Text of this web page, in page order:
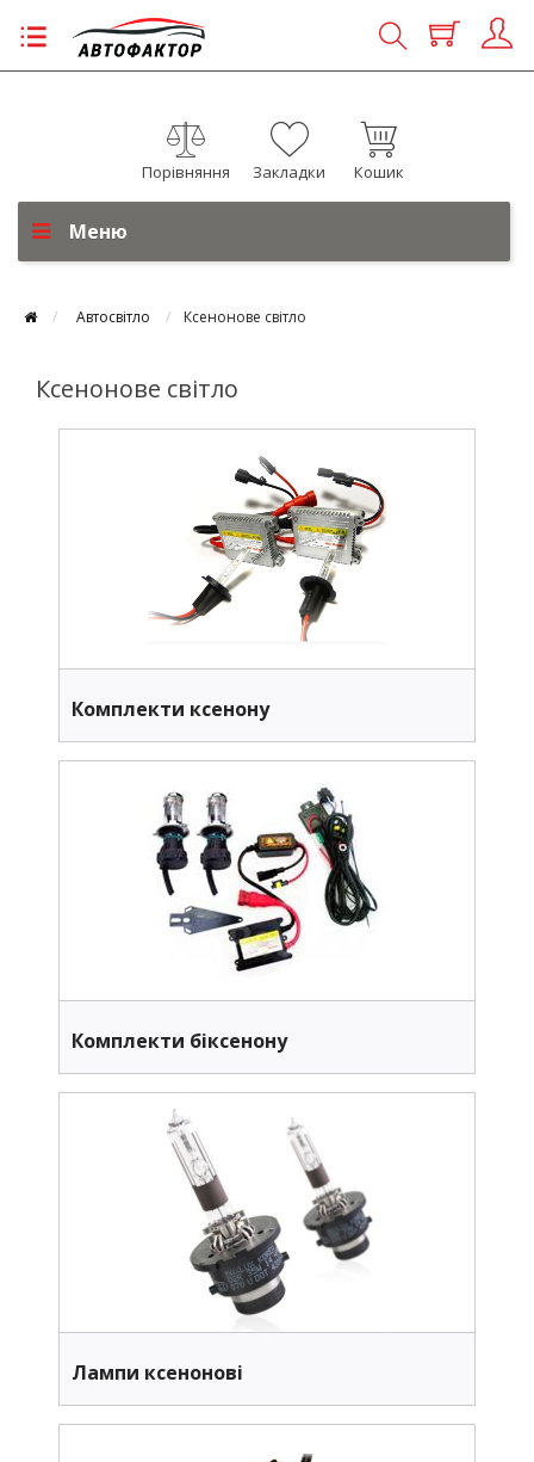
Порівняння Закладки Кошик
Меню
Автосвітло Ксенонове світло
Ксенонове світло
Комплекти ксенону
Комплекти біксенону
Лампи ксенонові